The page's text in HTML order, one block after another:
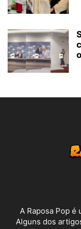
A Raposa Pop
Alguns dos